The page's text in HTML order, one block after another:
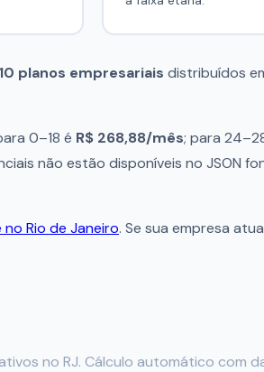
10 planos empresariais distribuídos
0–18 é R$ 268,88/mês; para
não estão disponíveis no JSON
Rio de Janeiro. Se sua empresa
no RJ. Cálculo automático com